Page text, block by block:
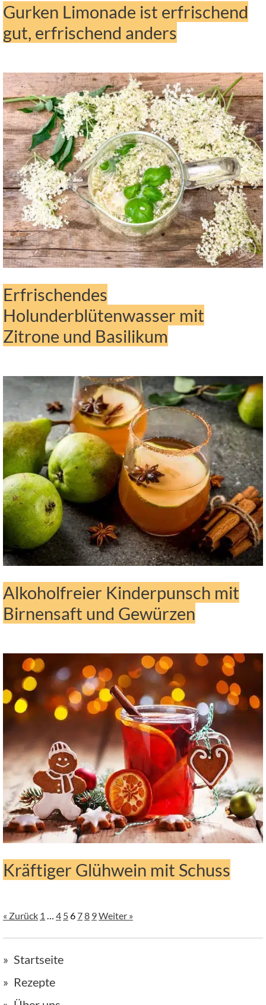
Gurken Limonade ist erfrischend
gut, erfrischend anders
Erfrischendes
Holunderblütenwasser mit
Zitrone und Basilikum
Alkoholfreier Kinderpunsch mit
Birnensaft und Gewürzen
Kräftiger Glühwein mit Schuss
« Zurück 1 … 4 56 78 9Weiter »
Startseite
Rezepte